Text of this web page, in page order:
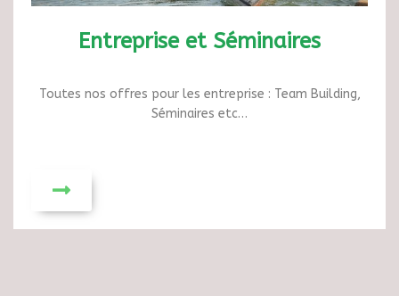
Entreprise et Séminaires
Toutes nos offres pour les entreprise : Team Building,
Séminaires etc…